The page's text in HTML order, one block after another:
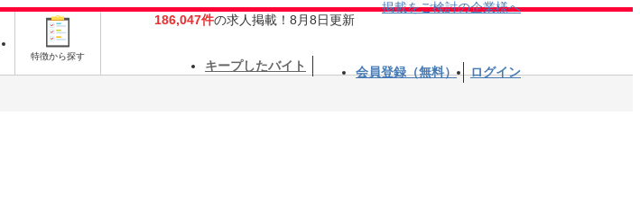
特徴から探す
186,047件の求人掲載！8月8日更新
掲載をご検討の企業様へ
キープしたバイト 会員登録（無料） ログイン